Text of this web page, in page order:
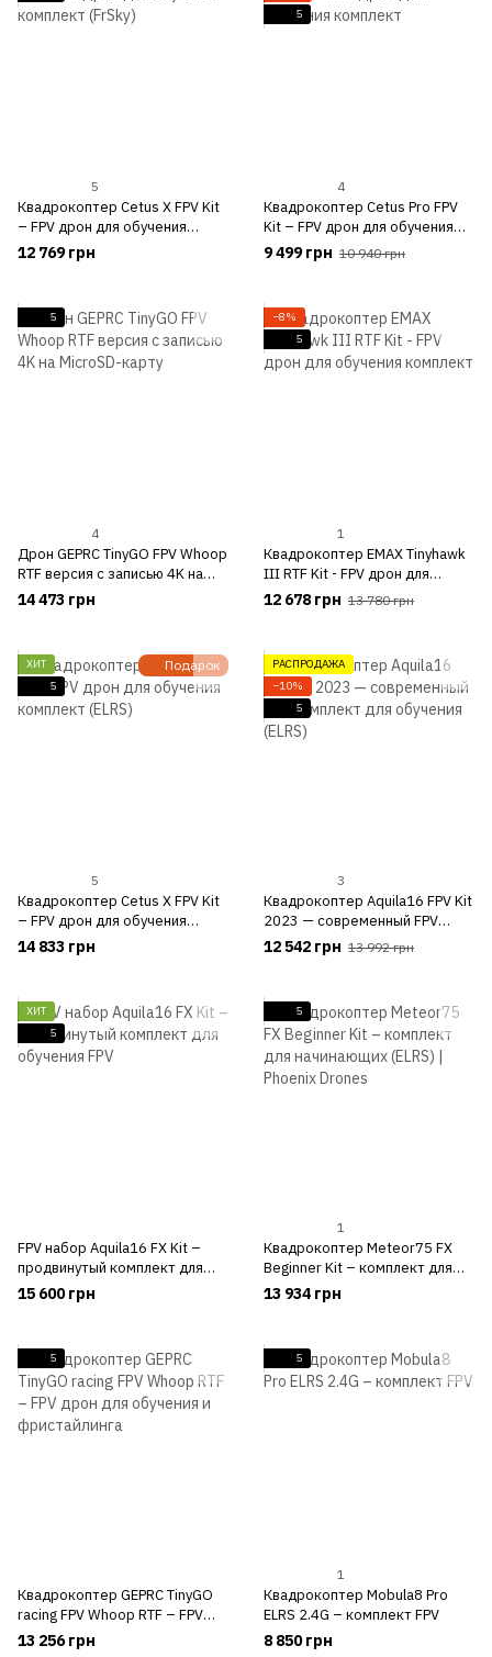
5
Квадрокоптер Cetus X FPV Kit
– FPV дрон для обучения
комплект (FrSky)
12 769 грн
5
4
Квадрокоптер Cetus Pro FPV
Kit – FPV дрон для обучения
комплект
9 499 грн 10 940 грн
5
4
Дрон GEPRC TinyGO FPV Whoop
RTF версия с записью 4K на
MicroSD-карту
14 473 грн
−8%
5
1
Квадрокоптер EMAX Tinyhawk
III RTF Kit - FPV дрон для
обучения комплект
12 678 грн 13 780 грн
Подарок
ХИТ
5
5
Квадрокоптер Cetus X FPV Kit
– FPV дрон для обучения
комплект (ELRS)
14 833 грн
РАСПРОДАЖА
−10%
5
3
Квадрокоптер Aquila16 FPV Kit
2023 — современный FPV
комплект для обучения (ELRS)
12 542 грн 13 992 грн
ХИТ
5
FPV набор Aquila16 FX Kit –
продвинутый комплект для
обучения FPV
15 600 грн
5
1
Квадрокоптер Meteor75 FX
Beginner Kit – комплект для
начинающих (ELRS) | Phoenix
13 934 грн
5
Квадрокоптер GEPRC TinyGO
racing FPV Whoop RTF – FPV
дрон для обучения и
13 256 грн
5
1
Квадрокоптер Mobula8 Pro
ELRS 2.4G – комплект FPV
8 850 грн